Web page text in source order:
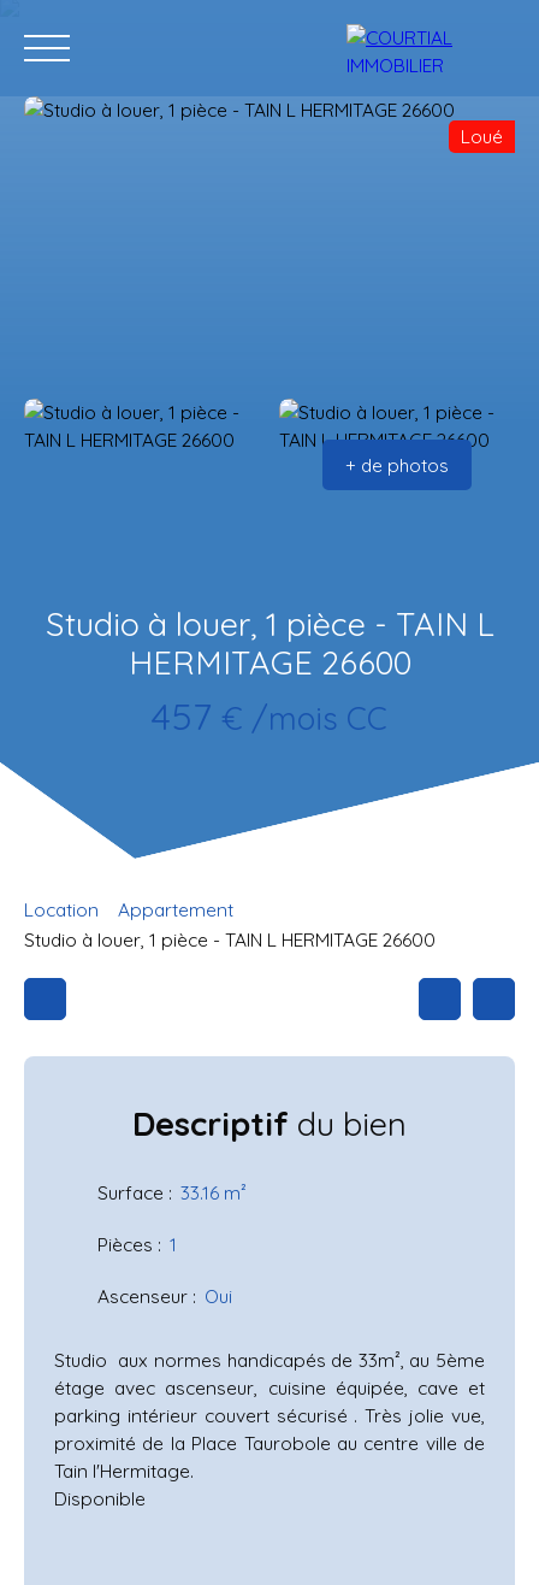
Loué
+ de photos
Studio à louer, 1 pièce - TAIN L
HERMITAGE 26600
457 € /mois CC
Location
Appartement
Studio à louer, 1 pièce - TAIN L HERMITAGE 26600
Descriptif du bien
Surface : 33.16 m²
Pièces : 1
Ascenseur : Oui
Studio aux normes handicapés de 33m², au 5ème
étage avec ascenseur, cuisine équipée, cave et
parking intérieur couvert sécurisé . Très jolie vue,
proximité de la Place Taurobole au centre ville de
Tain l'Hermitage.
Disponible